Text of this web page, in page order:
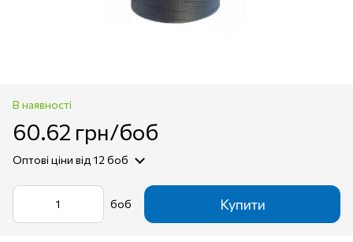
В наявності
60.62 грн/боб
Оптові ціни від 12 боб
боб Купити